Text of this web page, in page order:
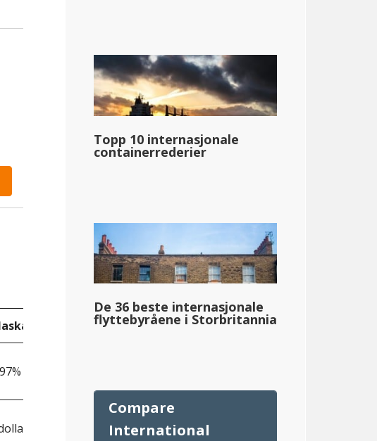
Topp 10 internasjonale
containerrederier
De 36 beste internasjonale
flyttebyråene i Storbritannia